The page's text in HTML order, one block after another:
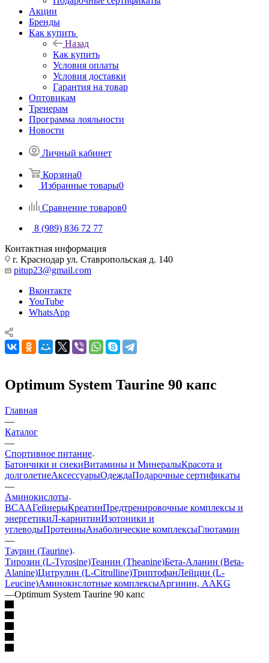
Акции
Бренды
Как купить
Назад
Как купить
Условия оплаты
Условия доставки
Гарантия на товар
Оптовикам
Тренерам
Программа лояльности
Новости
Личный кабинет
Корзина0
Избранные товары0
Сравнение товаров0
8 (989) 836 72 77
Контактная информация
г. Краснодар ул. Ставропольская д. 140
pitup23@gmail.com
Вконтакте
YouTube
WhatsApp
Optimum System Taurine 90 капс
Главная
—
Каталог
—
Спортивное питание
Батончики и снекиВитамины и МинералыКрасота и
долголетиеАксессуарыОдеждаПодарочные сертификаты
—
Аминокислоты
BCAAГейнерыКреатинПредтренировочные комплексы и
энергетикиЛ-карнитинИзотоники и
углеводыПротеиныАнаболические комплексыГлютамин
—
Таурин (Taurine)
Тирозин (L-Tyrosine)Теанин (Theanine)Бета-Аланин (Beta-
Alanine)Цитрулин (L-Citrulline)ТриптофанЛейцин (L-
Leucine)Аминокислотные комплексыАргинин, AAKG
—Optimum System Taurine 90 капс